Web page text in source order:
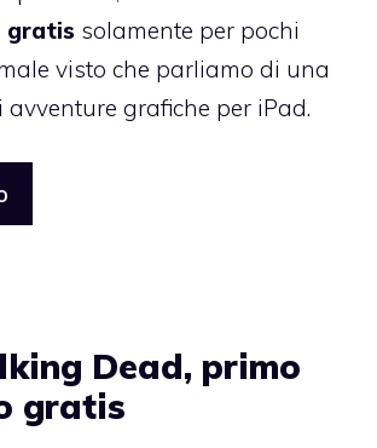
gratis solamente per pochi
visto che parliamo di una
grafiche per iPad.
Dead, primo
gratis